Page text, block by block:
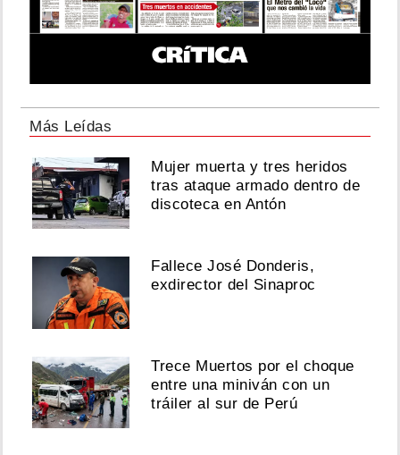
Más Leídas
Mujer muerta y tres heridos
tras ataque armado dentro de
discoteca en Antón
Fallece José Donderis,
exdirector del Sinaproc
Trece Muertos por el choque
entre una miniván con un
tráiler al sur de Perú